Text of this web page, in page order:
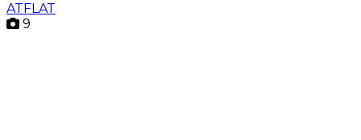
ATFLAT
9